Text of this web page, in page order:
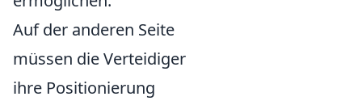
Auf der anderen Seite
müssen die Verteidiger
ihre Positionierung